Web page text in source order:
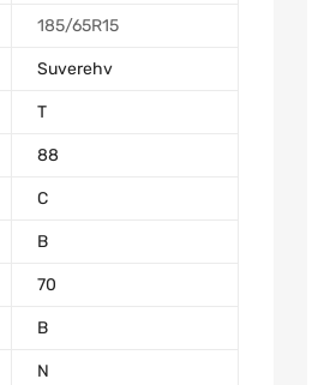
185/65R15
Suverehv
T
88
C
B
70
B
N